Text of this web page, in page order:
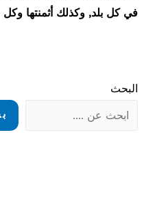
في كل بلد, وكذلك أثمنتها
البحث